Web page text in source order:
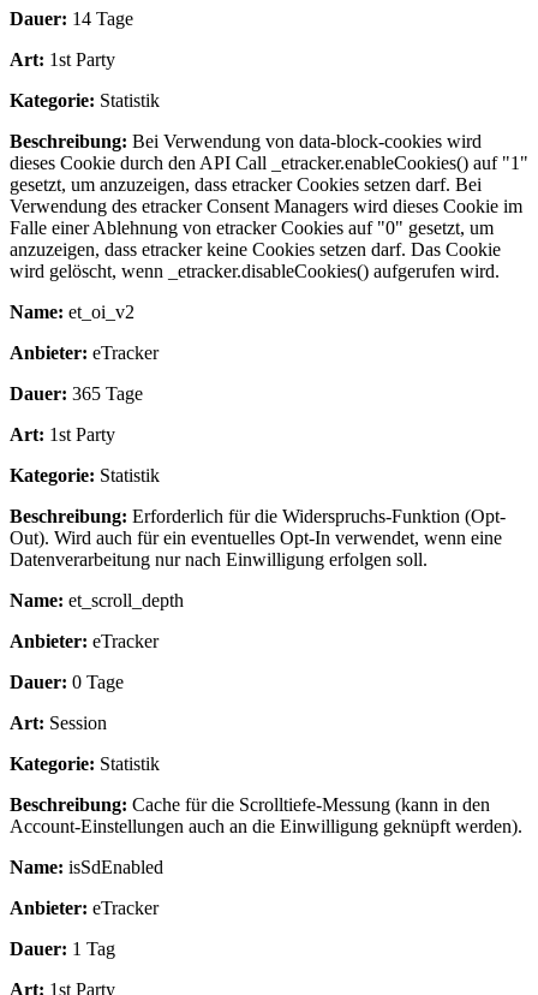
Dauer: 14 Tage
Art: 1st Party
Kategorie: Statistik
Beschreibung: Bei Verwendung von data-block-cookies wird
dieses Cookie durch den API Call _etracker.enableCookies() auf "1"
gesetzt, um anzuzeigen, dass etracker Cookies setzen darf. Bei
Verwendung des etracker Consent Managers wird dieses Cookie im
Falle einer Ablehnung von etracker Cookies auf "0" gesetzt, um
anzuzeigen, dass etracker keine Cookies setzen darf. Das Cookie
wird gelöscht, wenn _etracker.disableCookies() aufgerufen wird.
Name: et_oi_v2
Anbieter: eTracker
Dauer: 365 Tage
Art: 1st Party
Kategorie: Statistik
Beschreibung: Erforderlich für die Widerspruchs-Funktion (Opt-
Out). Wird auch für ein eventuelles Opt-In verwendet, wenn eine
Datenverarbeitung nur nach Einwilligung erfolgen soll.
Name: et_scroll_depth
Anbieter: eTracker
Dauer: 0 Tage
Art: Session
Kategorie: Statistik
Beschreibung: Cache für die Scrolltiefe-Messung (kann in den
Account-Einstellungen auch an die Einwilligung geknüpft werden).
Name: isSdEnabled
Anbieter: eTracker
Dauer: 1 Tag
Art: 1st Party